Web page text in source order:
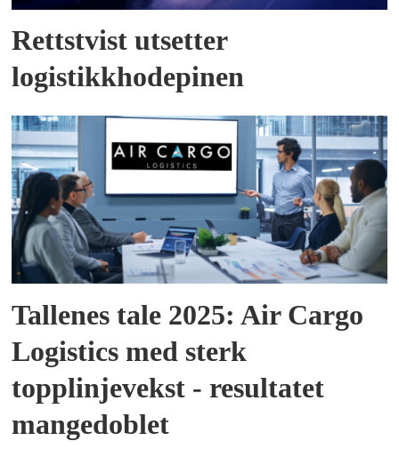
Rettstvist utsetter
logistikkhodepinen
Tallenes tale 2025: Air Cargo
Logistics med sterk
topplinjevekst - resultatet
mangedoblet